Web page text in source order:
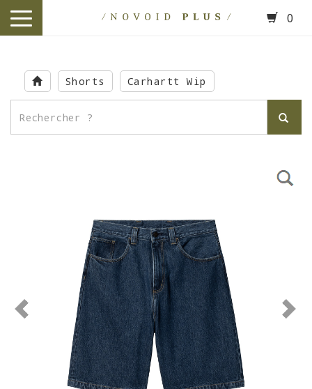
main
content
toggle
0
Shorts Carhartt Wip